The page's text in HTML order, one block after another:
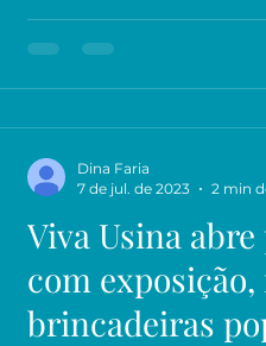
Viva Usina
com exposição,
brincadeiras
Dina Faria
7 de jul. de 2023
2 min